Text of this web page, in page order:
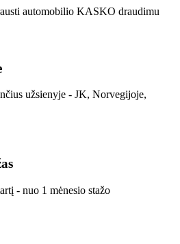
automobilio KASKO draudimu
užsienyje - JK, Norvegijoje,
- nuo 1 mėnesio stažo